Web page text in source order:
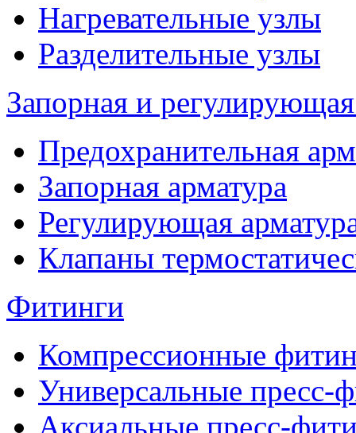
Нагревательные узлы
Разделительные узлы
Запорная и
Предохранительная
Запорная арматура
Регулирующая
Клапаны
Фитинги
Компрессионные
Универсальные пресс-